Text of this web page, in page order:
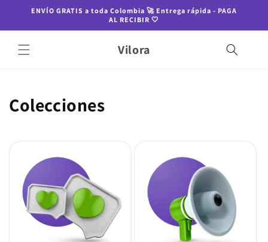
directamente
ENVÍO GRATIS a toda Colombia 🚀 Entrega rápida - PAGA
AL RECIBIR 🤍
Vilora
Colecciones